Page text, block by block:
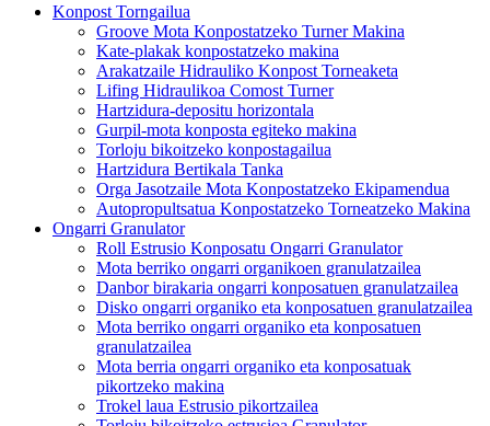
Konpost Torngailua
Groove Mota Konpostatzeko Turner Makina
Kate-plakak konpostatzeko makina
Arakatzaile Hidrauliko Konpost Torneaketa
Lifing Hidraulikoa Comost Turner
Hartzidura-depositu horizontala
Gurpil-mota konposta egiteko makina
Torloju bikoitzeko konpostagailua
Hartzidura Bertikala Tanka
Orga Jasotzaile Mota Konpostatzeko Ekipamendua
Autopropultsatua Konpostatzeko Torneatzeko Makina
Ongarri Granulator
Roll Estrusio Konposatu Ongarri Granulator
Mota berriko ongarri organikoen granulatzailea
Danbor birakaria ongarri konposatuen granulatzailea
Disko ongarri organiko eta konposatuen granulatzailea
Mota berriko ongarri organiko eta konposatuen
granulatzailea
Mota berria ongarri organiko eta konposatuak
pikortzeko makina
Trokel laua Estrusio pikortzailea